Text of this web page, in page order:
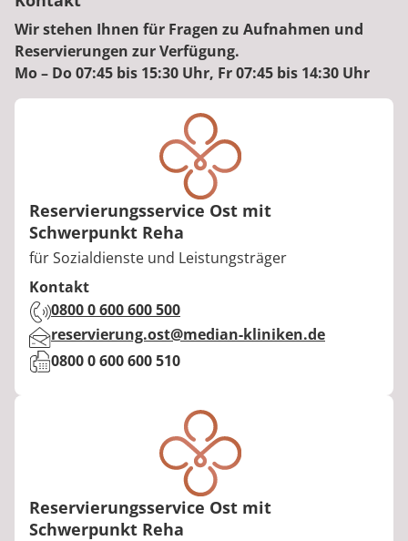
Wir stehen Ihnen für Fragen zu Aufnahmen und
Reservierungen zur Verfügung.
Mo – Do 07:45 bis 15:30 Uhr, Fr 07:45 bis 14:30 Uhr
Reservierungsservice Ost mit
Schwerpunkt Reha
Berufstitel:
für Sozialdienste und Leistungsträger
Kontakt
Telefon:
0800 0 600 600 500
E-Mail:reservierung.ost@median-kliniken.de
Fax:0800 0 600 600 510
Reservierungsservice Ost mit
Schwerpunkt Reha